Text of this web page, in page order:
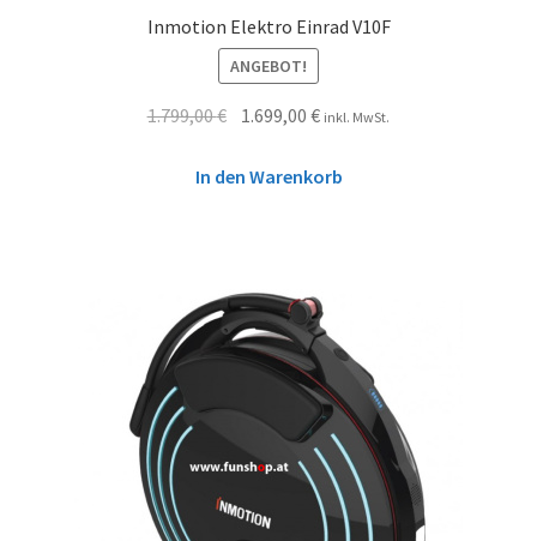
Inmotion Elektro Einrad V10F
ANGEBOT!
1.799,00€ 1.699,00€ inkl. MwSt.
In den Warenkorb